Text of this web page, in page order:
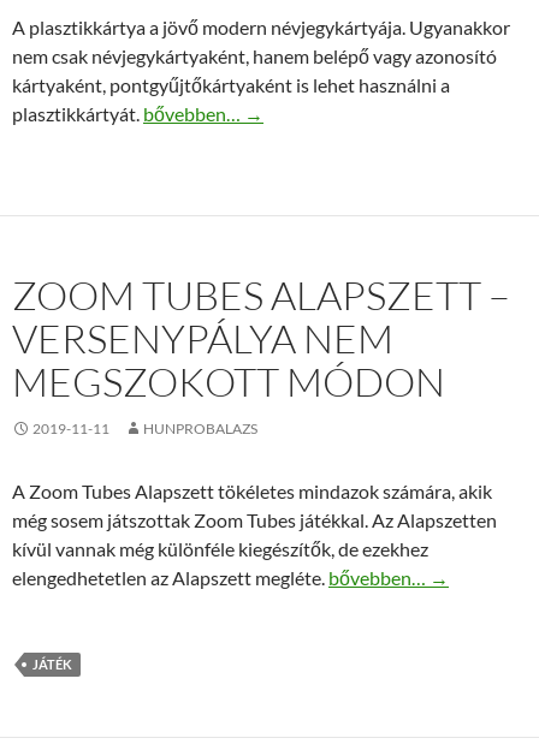
A plasztikkártya a jövő modern névjegykártyája. Ugyanakkor
nem csak névjegykártyaként, hanem belépő vagy azonosító
kártyaként, pontgyűjtőkártyaként is lehet használni a
plasztikkártyát. Plasztikkártya nyomtatás – a siker garanciája
bővebben… →
ZOOM TUBES ALAPSZETT –
VERSENYPÁLYA NEM
MEGSZOKOTT MÓDON
2019-11-11 HUNPROBALAZS
A Zoom Tubes Alapszett tökéletes mindazok számára, akik
még sosem játszottak Zoom Tubes játékkal. Az Alapszetten
kívül vannak még különféle kiegészítők, de ezekhez
elengedhetetlen az Alapszett megléte. Zoom Tubes Alapszett –
bővebben… →
JÁTÉK